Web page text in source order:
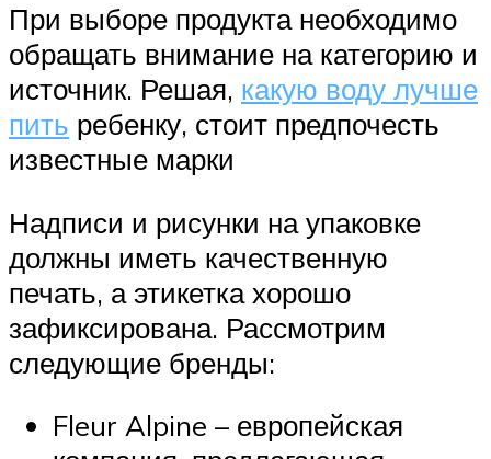
При выборе продукта необходимо
обращать внимание на категорию и
источник. Решая, какую воду лучше
пить ребенку, стоит предпочесть
известные марки
Надписи и рисунки на упаковке
должны иметь качественную
печать, а этикетка хорошо
зафиксирована. Рассмотрим
следующие бренды:
Fleur Alpine – европейская